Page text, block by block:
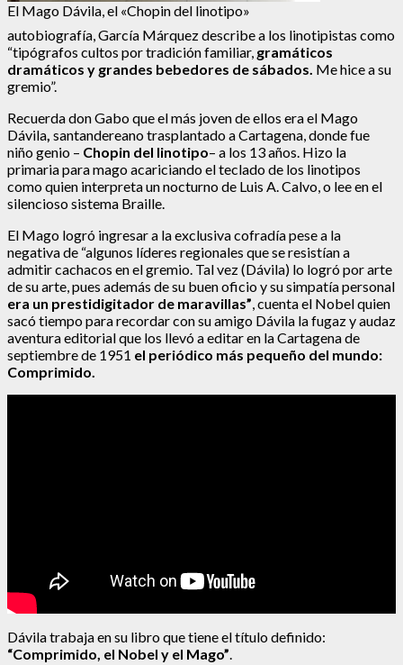
El Mago Dávila, el «Chopin del linotipo»
autobiografía, García Márquez describe a los linotipistas como
“tipógrafos cultos por tradición familiar, gramáticos
dramáticos y grandes bebedores de sábados. Me hice a su
gremio”.
Recuerda don Gabo que el más joven de ellos era el Mago
Dávila, santandereano trasplantado a Cartagena, donde fue
niño genio – Chopin del linotipo– a los 13 años. Hizo la
primaria para mago acariciando el teclado de los linotipos
como quien interpreta un nocturno de Luis A. Calvo, o lee en el
silencioso sistema Braille.
El Mago logró ingresar a la exclusiva cofradía pese a la
negativa de “algunos líderes regionales que se resistían a
admitir cachacos en el gremio. Tal vez (Dávila) lo logró por arte
de su arte, pues además de su buen oficio y su simpatía personal
era un prestidigitador de maravillas”, cuenta el Nobel quien
sacó tiempo para recordar con su amigo Dávila la fugaz y audaz
aventura editorial que los llevó a editar en la Cartagena de
septiembre de 1951 el periódico más pequeño del mundo:
Comprimido.
Dávila trabaja en su libro que tiene el título definido:
“Comprimido, el Nobel y el Mago”.